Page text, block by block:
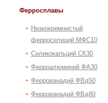
Ферросплавы
Низкокремнистый
ферросилиций МФС10
Силикокальций СК30
Ферроалюминий ФА30
Феррованадий ФВд50
Феррованадий ФВд80